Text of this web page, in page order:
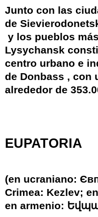
Junto con las
de
y los pueblos
Lysychansk
centro urbano e
de Donbass , con
alrededor de
EUPATORIA
(en ucraniano:
Crimea: Kezlev; en
en armenio: